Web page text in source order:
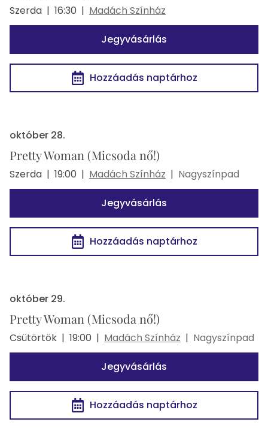
Szerda | 16:30 | Madách Színház
Jegyvásárlás
Hozzáadás naptárhoz
október 28.
Pretty Woman (Micsoda nő!)
Szerda | 19:00 | Madách Színház | Nagyszínpad
Jegyvásárlás
Hozzáadás naptárhoz
október 29.
Pretty Woman (Micsoda nő!)
Csütörtök | 19:00 | Madách Színház | Nagyszínpad
Jegyvásárlás
Hozzáadás naptárhoz